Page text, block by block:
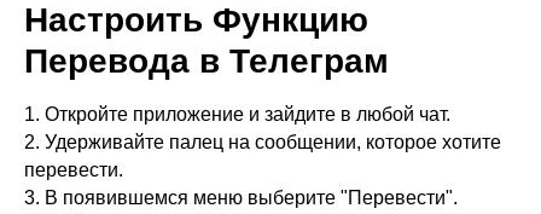
Настроить Функцию
Перевода в Телеграм
1. Откройте приложение и зайдите в любой чат.
2. Удерживайте палец на сообщении, которое хотите
перевести.
3. В появившемся меню выберите "Перевести".